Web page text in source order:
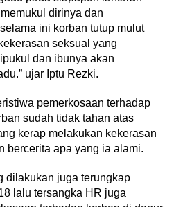
dirinya dan
ini korban tutup mulut
seksual yang
dan ibunya akan
ujar Iptu Rezki.
pemerkosaan terhadap
sudah tidak tahan atas
kerap melakukan kekerasan
bercerita apa yang ia alami.
dilakukan juga terungkap
lalu tersangka HR juga